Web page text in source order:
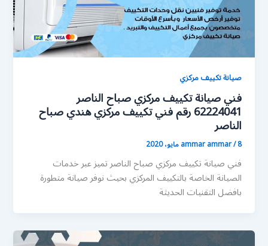
صيانة تكييف مركزي
فني صيانة تكييف مركزي صباح الناصر
62224041 رقم فني تكييف مركزي هندي صباح
الناصر
ammar ammar/8 مايو، 2020
فني صيانة تكييف مركزي صباح الناصر تميز عبر خدمات
الصيانة الخاصة بالتكييف المركزي بحيث نوفر صيانة متطورة
بافضل التقنيات الحديثة